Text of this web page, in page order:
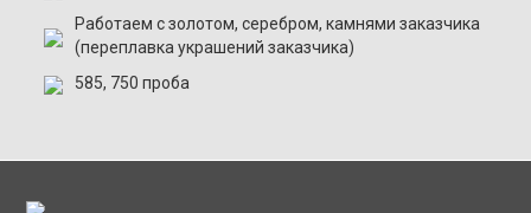
Работаем с золотом, серебром, камнями заказчика
(переплавка украшений заказчика)
585, 750 проба